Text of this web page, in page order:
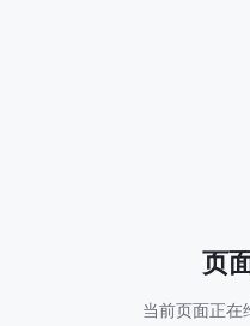
页
当前页面正在